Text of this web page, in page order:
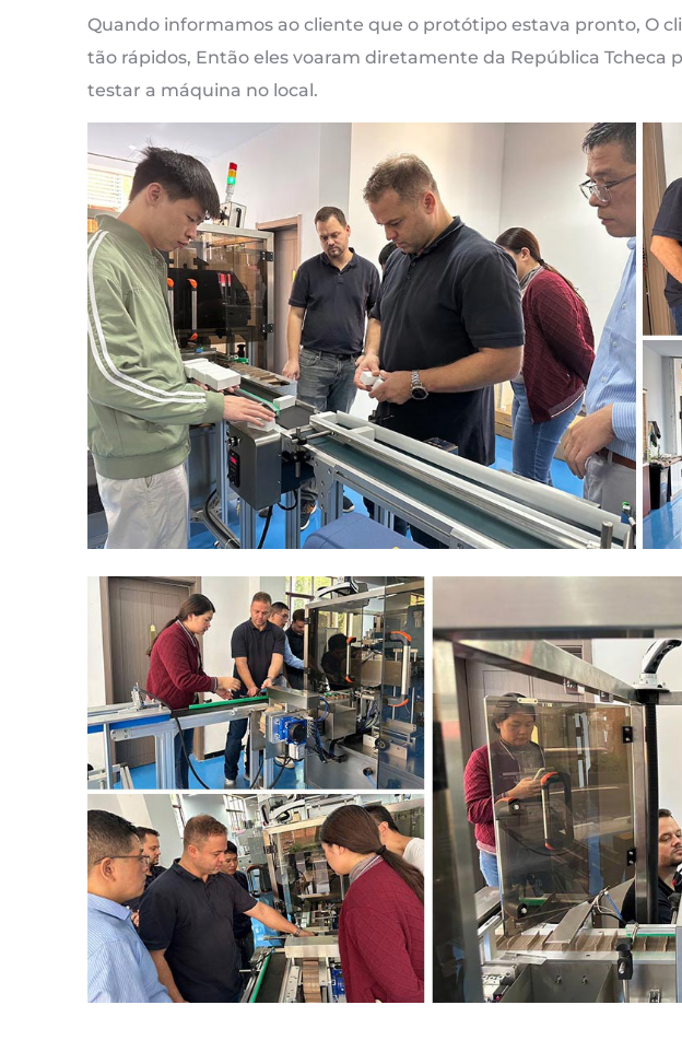
Quando informamos ao cliente que o protótipo estava pronto, O
tão rápidos, Então eles voaram diretamente da República Tcheca
testar a máquina no local.